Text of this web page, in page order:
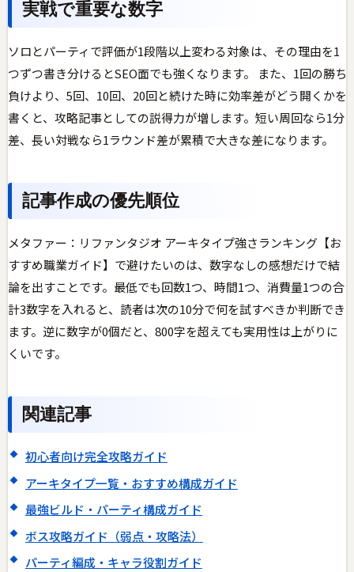
実戦で重要な数字
ソロとパーティで評価が1段階以上変わる対象は、その理由を1
つずつ書き分けるとSEO面でも強くなります。 また、1回の勝ち
負けより、5回、10回、20回と続けた時に効率差がどう開くかを
書くと、攻略記事としての説得力が増します。短い周回なら1分
差、長い対戦なら1ラウンド差が累積で大きな差になります。
記事作成の優先順位
メタファー：リファンタジオ アーキタイプ強さランキング【お
すすめ職業ガイド】で避けたいのは、数字なしの感想だけで結
論を出すことです。最低でも回数1つ、時間1つ、消費量1つの合
計3数字を入れると、読者は次の10分で何を試すべきか判断でき
ます。逆に数字が0個だと、800字を超えても実用性は上がりに
くいです。
関連記事
初心者向け完全攻略ガイド
アーキタイプ一覧・おすすめ構成ガイド
最強ビルド・パーティ構成ガイド
ボス攻略ガイド（弱点・攻略法）
パーティ編成・キャラ役割ガイド